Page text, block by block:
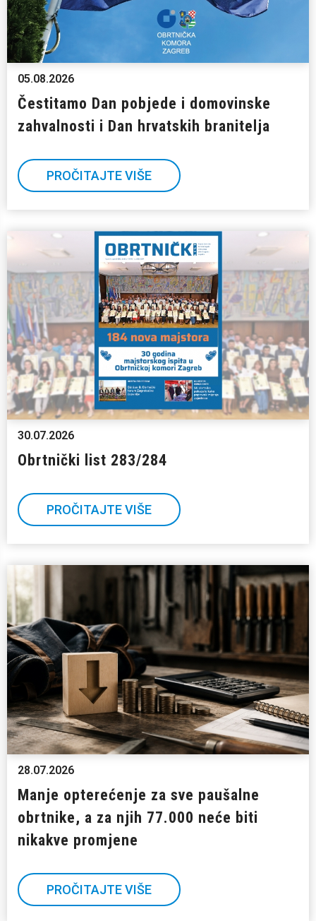
05.08.2026
Čestitamo Dan pobjede i domovinske
zahvalnosti i Dan hrvatskih branitelja
PROČITAJTE VIŠE
30.07.2026
Obrtnički list 283/284
PROČITAJTE VIŠE
28.07.2026
Manje opterećenje za sve paušalne
obrtnike, a za njih 77.000 neće biti
nikakve promjene
PROČITAJTE VIŠE